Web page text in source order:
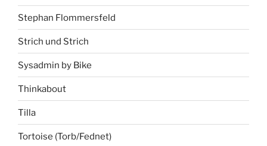
Stephan Flommersfeld
Strich und Strich
Sysadmin by Bike
Thinkabout
Tilla
Tortoise (Torb/Fednet)